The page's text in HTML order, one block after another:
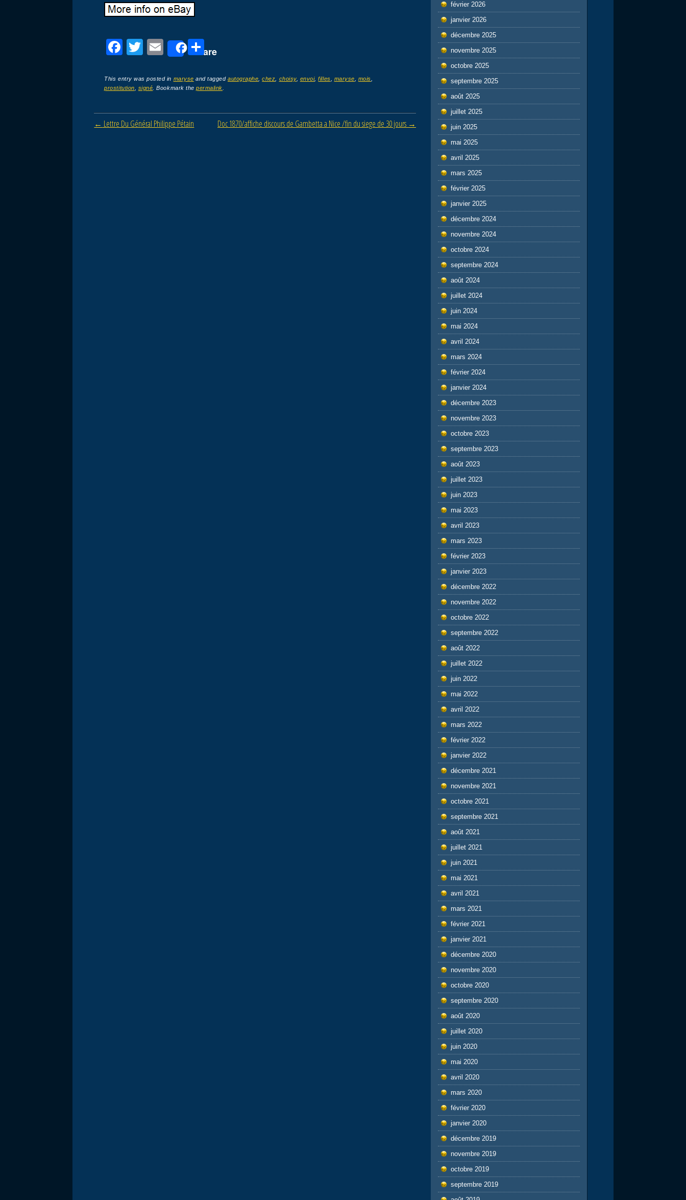
F
c
e
b
o
T
tt
er
E
ail
Share
P
ta
g
er
This entry was posted in maryse and tagged autographe ,chez choisy, envoi,filles maryse mois
prostitution
signé . Bookmark thepermalink
Post navigation
← Lettre Du Général Philippe Pétain Doc 1870/affiche discours de Gambetta a Nice /fin du siege de 30 jours →
février 2026
janvier 2026
décembre 2025
novembre 2025
octobre 2025
septembre 2025
août 2025
juillet 2025
juin 2025
mai 2025
avril 2025
mars 2025
février 2025
janvier 2025
décembre 2024
novembre 2024
octobre 2024
septembre 2024
août 2024
juillet 2024
juin 2024
mai 2024
avril 2024
mars 2024
février 2024
janvier 2024
décembre 2023
novembre 2023
octobre 2023
septembre 2023
août 2023
juillet 2023
juin 2023
mai 2023
avril 2023
mars 2023
février 2023
janvier 2023
décembre 2022
novembre 2022
octobre 2022
septembre 2022
août 2022
juillet 2022
juin 2022
mai 2022
avril 2022
mars 2022
février 2022
janvier 2022
décembre 2021
novembre 2021
octobre 2021
septembre 2021
août 2021
juillet 2021
juin 2021
mai 2021
avril 2021
mars 2021
février 2021
janvier 2021
décembre 2020
novembre 2020
octobre 2020
septembre 2020
août 2020
juillet 2020
juin 2020
mai 2020
avril 2020
mars 2020
février 2020
janvier 2020
décembre 2019
novembre 2019
octobre 2019
septembre 2019